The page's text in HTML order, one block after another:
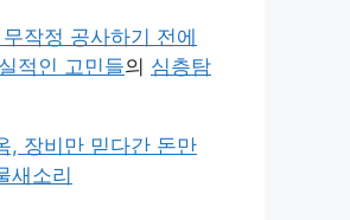
작정 공사하기 전에
적인 고민들의 심층탐
, 장비만 믿다간 돈만
새소리